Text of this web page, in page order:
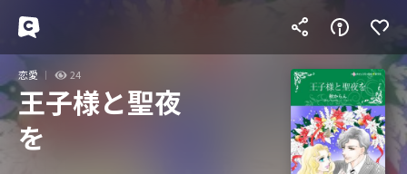
恋愛 24
王子様と聖夜
を